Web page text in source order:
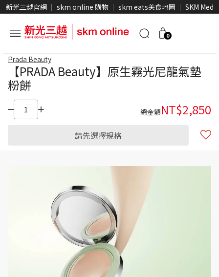
新光三越官網 skm online 購物 skm eats美食地圖 SKM Media
0
Prada Beauty
【PRADA Beauty】原生霧光尼龍氣墊
粉餅
總金額NT$2,850
請先選擇規格